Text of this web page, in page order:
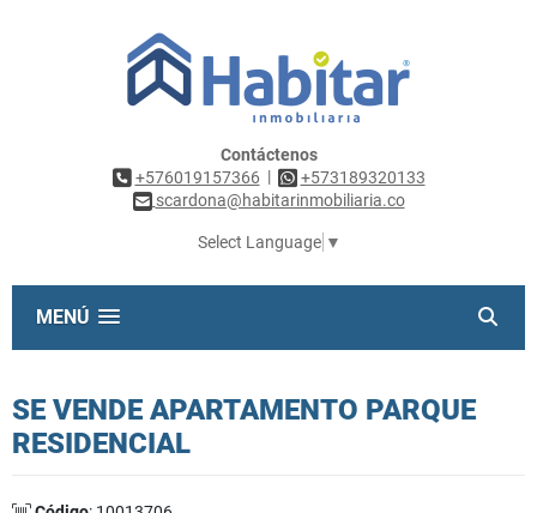
Contáctenos
+576019157366 |
+573189320133
scardona@habitarinmobiliaria.co
Select Language ▼
MENÚ
SE VENDE APARTAMENTO PARQUE
RESIDENCIAL